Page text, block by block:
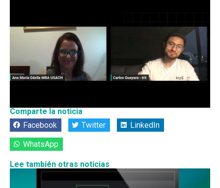
Comparte la noticia
Facebook
Twitter LinkedIn
WhatsApp
Lee también otras noticias